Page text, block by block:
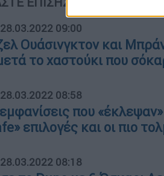
28.03.2022 09:00
Ουάσινγκτον και
το χαστούκι που
28.03.2022 08:58
που
επιλογές και οι πιο
28.03.2022 08:18